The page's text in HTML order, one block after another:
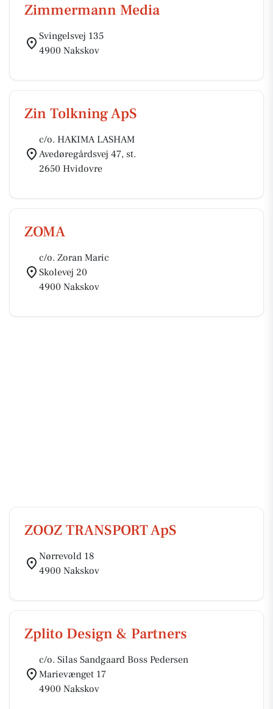
Zimmermann Media
Svingelsvej 135
4900 Nakskov
Zin Tolkning ApS
c/o. HAKIMA LASHAM
Avedøregårdsvej 47, st.
2650 Hvidovre
ZOMA
c/o. Zoran Maric
Skolevej 20
4900 Nakskov
ZOOZ TRANSPORT ApS
Nørrevold 18
4900 Nakskov
Zplito Design & Partners
c/o. Silas Sandgaard Boss Pedersen
Marievænget 17
4900 Nakskov